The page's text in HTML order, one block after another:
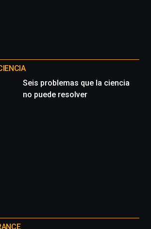
Seis problemas que la ciencia
no puede resolver